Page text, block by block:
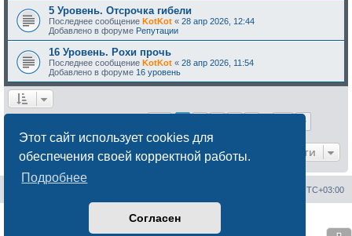
Этот сайт использует cookies для
обеспечения своей корректной работы.
Подробнее
Согласен
5 Уровень. Отсрочка гибели
Последнее сообщение KotKot « 28 апр 2026, 12:44
Добавлено в форуме Репутации
16 Уровень. Рохи прочь
Последнее сообщение KotKot « 28 апр 2026, 11:54
Добавлено в форуме 16 уровень
Перейти
UTC+03:00
Создано на основеphpBB® Forum Software © phpBB Limited
Русская поддержка phpBB